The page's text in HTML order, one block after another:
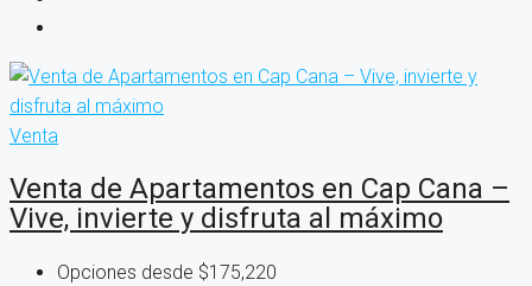
Venta
Venta de Apartamentos en Cap Cana –
Vive, invierte y disfruta al máximo
Opciones desde $175,220